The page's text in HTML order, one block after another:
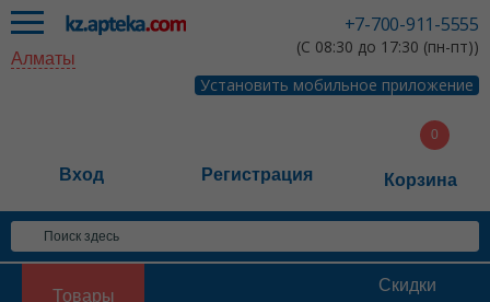
+7-700-911-5555
(С 08:30 до 17:30 (пн-пт))
Установить мобильное приложение
Алматы
Вход Регистрация Корзина
Товары
Скидки